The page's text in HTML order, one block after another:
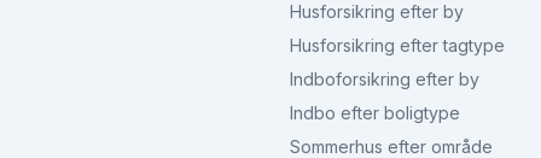
Husforsikring efter by
Husforsikring efter tagtype
Indboforsikring efter by
Indbo efter boligtype
Sommerhus efter område